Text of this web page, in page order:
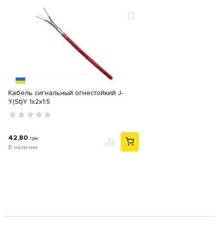
Кабель сигнальный огнестойкий J-
Y(St)Y 1х2х1,5
42,80 грн
В наличии